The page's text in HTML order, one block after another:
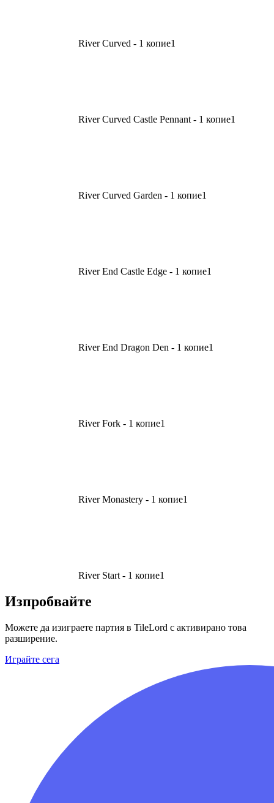
River Curved - 1 копие1
River Curved Castle Pennant - 1 копие1
River Curved Garden - 1 копие1
River End Castle Edge - 1 копие1
River End Dragon Den - 1 копие1
River Fork - 1 копие1
River Monastery - 1 копие1
River Start - 1 копие1
Изпробвайте
Можете да изиграете партия в TileLord с активирано това
разширение.
Играйте сега